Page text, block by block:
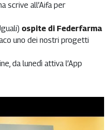
scrive all’Aifa per
ospite di Federfarma
uno dei nostri progetti
da lunedì attiva l’App